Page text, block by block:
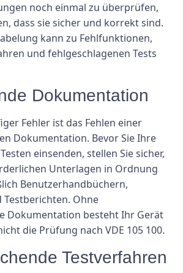
noch einmal zu überprüfen,
dass sie sicher und korrekt sind.
kann zu Fehlfunktionen,
und fehlgeschlagenen Tests
Dokumentation
Fehler ist das Fehlen einer
Dokumentation. Bevor Sie Ihre
einsenden, stellen Sie sicher,
Unterlagen in Ordnung
Benutzerhandbüchern,
Testberichten. Ohne
Dokumentation besteht Ihr Gerät
die Prüfung nach VDE 105 100.
Testverfahren